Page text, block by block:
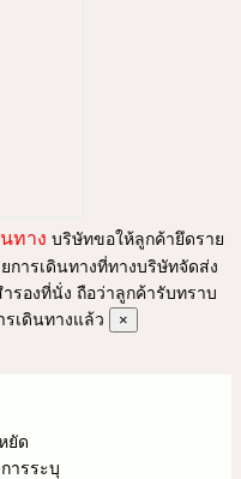
ทาง บริษัทขอให้ลูกค้ายึดราย
การเดินทางที่ทางบริษัทจัดส่ง
รองที่นั่ง ถือว่าลูกค้ารับทราบ
เดินทางแล้ว
×
ยัด
ารระบุ